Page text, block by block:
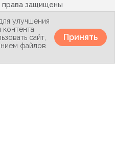
улучшения
контента
сайт,
файлов
Принять
защищены